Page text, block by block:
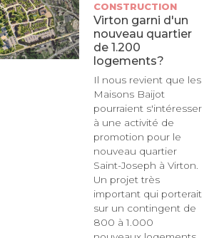
CONSTRUCTION
Virton garni d'un
nouveau quartier
de 1.200
logements?
Il nous revient que les
Maisons Baijot
pourraient s'intéresser
à une activité de
promotion pour le
nouveau quartier
Saint-Joseph à Virton.
Un projet très
important qui porterait
sur un contingent de
800 à 1.000